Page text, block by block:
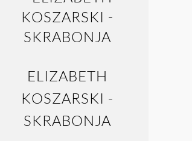
ELIZABETH
KOSZARSKI -
SKRABONJA